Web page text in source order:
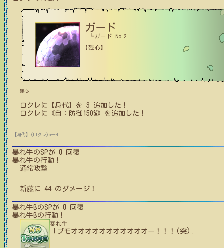
ガード
┗ガード No.2
【残心】
残心
ロクレ に【身代】を 3 追加した！
ロクレ に 《自：防御150%》 を追加した！
【身代】(ロクレ)5→4
暴れ牛のSPが 0 回復
暴れ牛の行動！
通常攻撃
新藤に 44のダメージ！
暴れ牛BのSPが 0 回復
暴れ牛Bの行動！
暴れ牛
「ブモオオオオオオオオオオオー！！！(突)」